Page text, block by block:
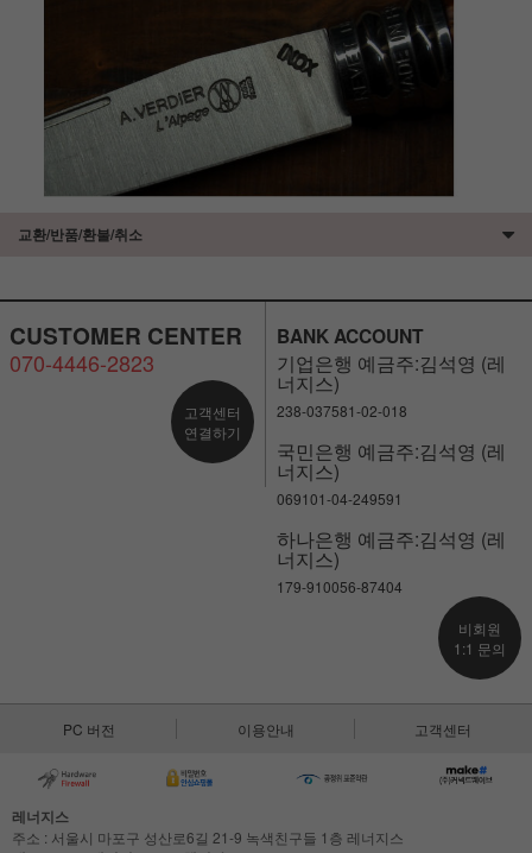
교환/반품/환불/취소
CUSTOMER CENTER
070-4446-2823
고객센터
연결하기
BANK ACCOUNT
기업은행 예금주:김석영 (레
너지스)
238-037581-02-018
국민은행 예금주:김석영 (레
너지스)
069101-04-249591
하나은행 예금주:김석영 (레
너지스)
179-910056-87404
비회원
1:1 문의
PC 버전 이용안내 고객센터
레너지스
주소 : 서울시 마포구 성산로6길 21-9 녹색친구들 1층 레너지스